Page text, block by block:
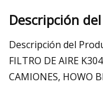
Descripción
Descripción del
FILTRO DE AIRE
CAMIONES, HOWO